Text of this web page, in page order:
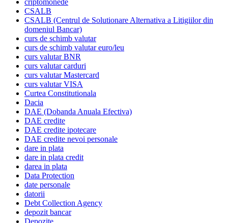
criptomonede
CSALB
CSALB (Centrul de Solutionare Alternativa a Litigiilor din
domeniul Bancar)
curs de schimb valutar
curs de schimb valutar euro/leu
curs valutar BNR
curs valutar carduri
curs valutar Mastercard
curs valutar VISA
Curtea Constitutionala
Dacia
DAE (Dobanda Anuala Efectiva)
DAE credite
DAE credite ipotecare
DAE credite nevoi personale
dare in plata
dare in plata credit
darea in plata
Data Protection
date personale
datorii
Debt Collection Agency
depozit bancar